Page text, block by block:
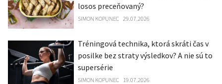
losos preceňovaný?
SIMON KOPUNEC 29.07.2026
Tréningová technika, ktorá skráti čas v
posilke bez straty výsledkov? A nie sú to
supersérie
SIMON KOPUNEC 19.07.2026